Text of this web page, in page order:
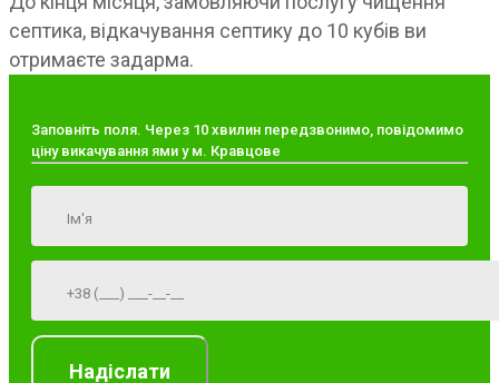
септика, відкачування септику до 10 кубів ви
отримаєте задарма.
Заповніть поля. Через 10 хвилин передзвонимо, повідомимо
ціну викачування ями у м. Кравцове